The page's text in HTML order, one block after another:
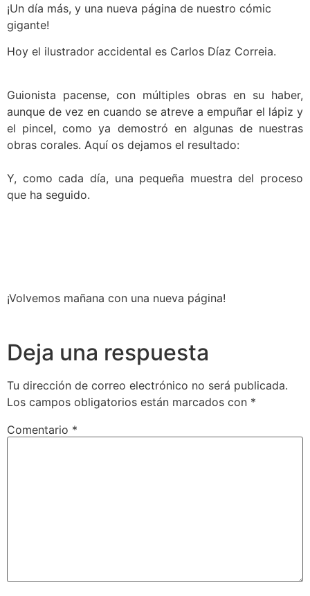
¡Un día más, y una nueva página de nuestro cómic
gigante!
Hoy el ilustrador accidental es Carlos Díaz Correia.
Guionista pacense, con múltiples obras en su haber,
aunque de vez en cuando se atreve a empuñar el lápiz y
el pincel, como ya demostró en algunas de nuestras
obras corales. Aquí os dejamos el resultado:
Y, como cada día, una pequeña muestra del proceso
que ha seguido.
¡Volvemos mañana con una nueva página!
Deja una respuesta
Tu dirección de correo electrónico no será publicada.
Los campos obligatorios están marcados con *
Comentario *